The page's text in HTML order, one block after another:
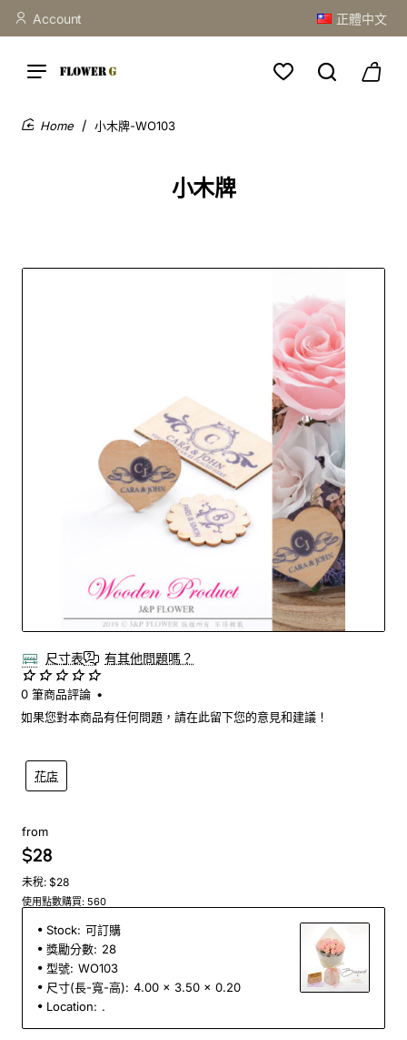
Account 正體中文
小木牌
小木牌-WO103
尺寸表 有其他問題嗎？
花店
0 筆商品評論 •
如果您對本商品有任何問題，請在此留下您的意見和建議！
from
$28
未稅: $28
使用點數購買: 560
Stock: 可訂購
獎勵分數: 28
型號: WO103
尺寸(長-寬-高): 4.00 x 3.50 x 0.20
Location: .